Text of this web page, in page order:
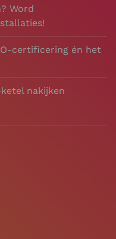
Word
certificering én het
nakijken